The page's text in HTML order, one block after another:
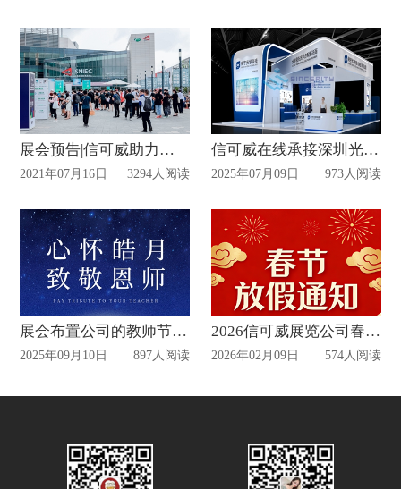
展会预告|信可威助力巨人停车设备参展国际智慧停车展览会
2021年07月16日 3294人阅读
信可威在线承接深圳光博会展台搭建
2025年07月09日 973人阅读
展会布置公司的教师节祝福
2025年09月10日 897人阅读
2026信可威展览公司春节放假通知
2026年02月09日 574人阅读